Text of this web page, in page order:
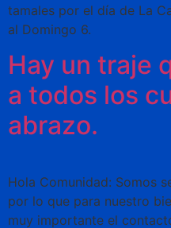
tamales por el día de La
al Domingo 6.
Hay un traje
a todos los
abrazo.
Hola Comunidad: Somos
por lo que para nuestro
muy importante el